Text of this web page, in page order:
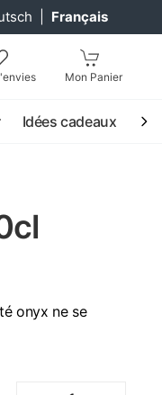
Français
Mon Panier
Idées cadeaux
onyx ne se